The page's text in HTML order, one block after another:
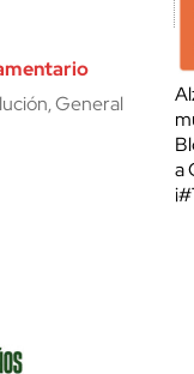
General
a